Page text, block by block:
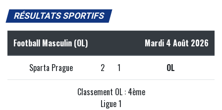
RÉSULTATS SPORTIFS
Football Masculin (OL) Mardi 4 Août 2026
Sparta Prague 2 1 OL
Classement OL : 4ème
Ligue 1